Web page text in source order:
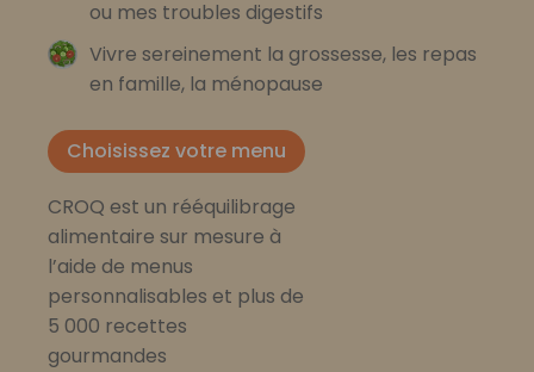
ou mes troubles digestifs
Vivre sereinement la grossesse, les repas
en famille, la ménopause
Choisissez votre menu
CROQ est un rééquilibrage
alimentaire sur mesure à
l’aide de menus
personnalisables et plus de
5 000 recettes
gourmandes